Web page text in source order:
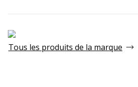
Tous les produits de la marque